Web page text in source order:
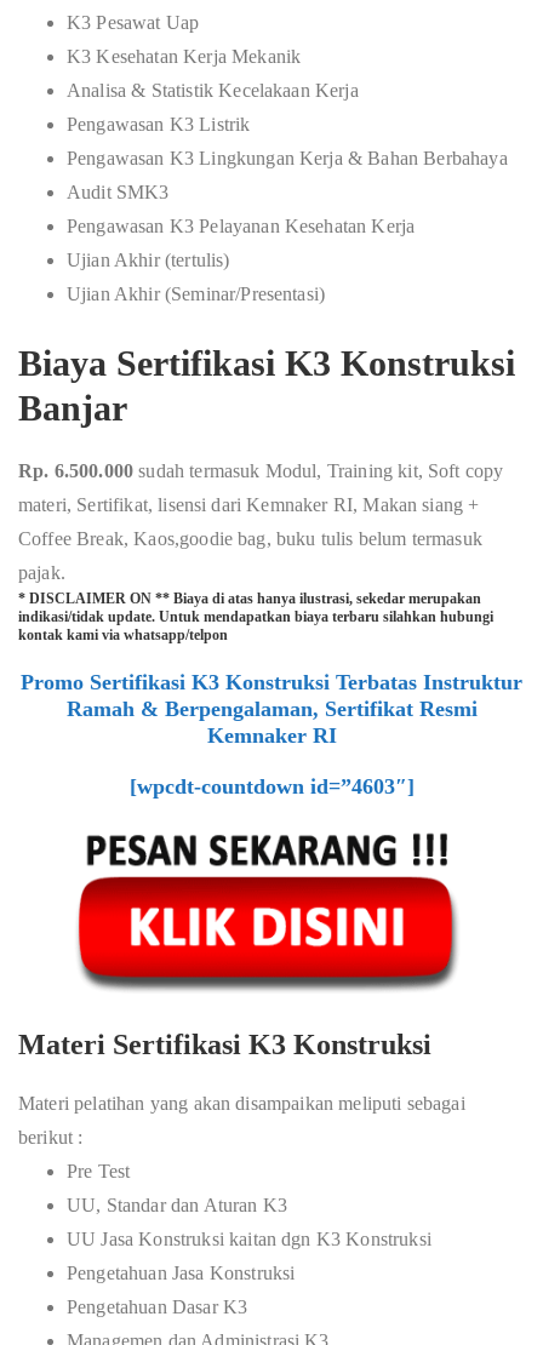
K3 Pesawat Uap
K3 Kesehatan Kerja Mekanik
Analisa & Statistik Kecelakaan Kerja
Pengawasan K3 Listrik
Pengawasan K3 Lingkungan Kerja & Bahan Berbahaya
Audit SMK3
Pengawasan K3 Pelayanan Kesehatan Kerja
Ujian Akhir (tertulis)
Ujian Akhir (Seminar/Presentasi)
Biaya Sertifikasi K3 Konstruksi
Banjar
Rp. 6.500.000sudah termasuk Modul, Training kit, Soft copy
materi, Sertifikat, lisensi dari Kemnaker RI, Makan siang +
Coffee Break, Kaos,goodie bag, buku tulis belum termasuk
pajak.
* DISCLAIMER ON ** Biaya di atas hanya ilustrasi, sekedar merupakan
indikasi/tidak update. Untuk mendapatkan biaya terbaru silahkan hubungi
kontak kami via whatsapp/telpon
Promo Sertifikasi K3 Konstruksi Terbatas Instruktur
Ramah & Berpengalaman, Sertifikat Resmi
Kemnaker RI
[wpcdt-countdown id=”4603″]
Materi Sertifikasi K3 Konstruksi
Materi pelatihan yang akan disampaikan meliputi sebagai
berikut :
Pre Test
UU, Standar dan Aturan K3
UU Jasa Konstruksi kaitan dgn K3 Konstruksi
Pengetahuan Jasa Konstruksi
Pengetahuan Dasar K3
Managemen dan Administrasi K3